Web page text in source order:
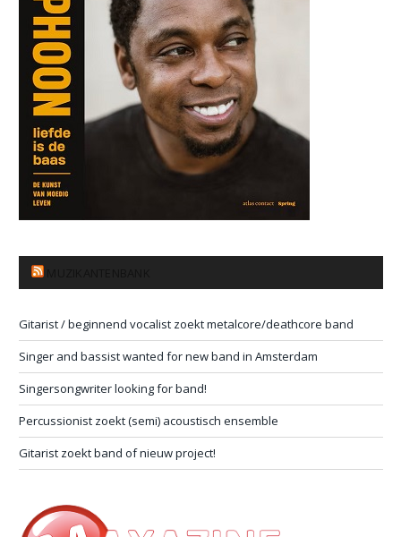
Gitarist / beginnend vocalist zoekt metalcore/deathcore band
Singer and bassist wanted for new band in Amsterdam
Singersongwriter looking for band!
Percussionist zoekt (semi) acoustisch ensemble
Gitarist zoekt band of nieuw project!